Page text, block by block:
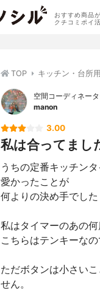
おすすめ商品
クチコミポイ
TOP キッチン・台所
空間コーディネー
manon
3.00
私は合ってまし
うちの定番キッチン
愛かったことが
何よりの決め手でした
私はタイマーのあの
こちらはテンキーな
ただボタンは小さい
せん。